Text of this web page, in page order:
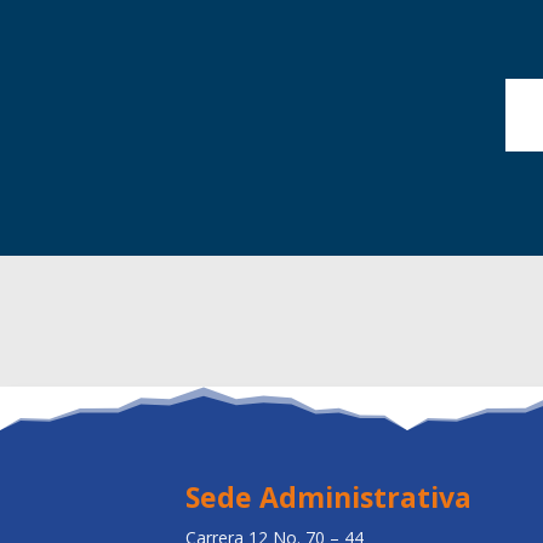
Sede Administrativa
Carrera 12 No. 70 – 44